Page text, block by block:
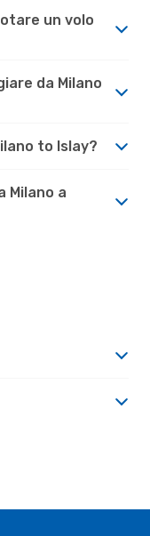
un volo
da Milano
to Islay?
Milano a